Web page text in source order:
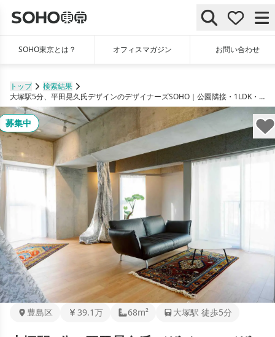
SOHO東京とは？ オフィスマガジン お問い合わせ
トップ
検索結果
大塚駅5分、平田晃久氏デザインのデザイナーズSOHO｜公園隣接・1LDK・20坪・法人登記可
募集中
豊島区 39.1万 68m² 大塚駅 徒歩5分